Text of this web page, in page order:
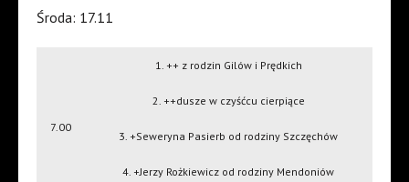
Środa: 17.11
7.00
1. ++ z rodzin Gilów i Prędkich
2. ++dusze w czyśćcu cierpiące
3. +Seweryna Pasierb od rodziny Szczęchów
4. +Jerzy Rożkiewicz od rodziny Mendoniów